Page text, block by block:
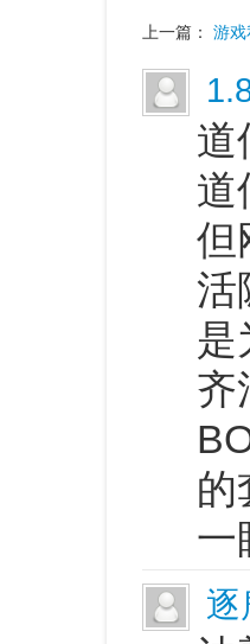
上一篇： 游戏
道
道
但
活
是
齐
的
一
逐